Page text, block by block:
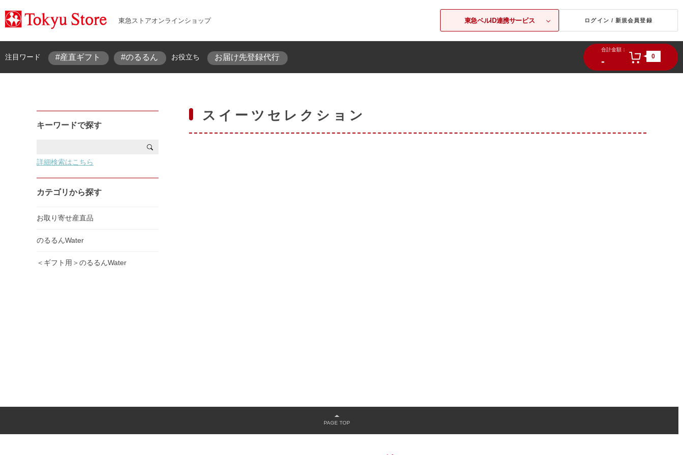
東急ストアオンラインショップ 東急ベルID連携サービス ログイン / 新規会員登録
注目ワード #産直ギフト #のるるん お役立ち お届け先登録代行
合計金額：
- 0
キーワードで探す
詳細検索はこちら
カテゴリから探す
お取り寄せ産直品
のるるんWater
＜ギフト用＞のるるんWater
スイーツセレクション